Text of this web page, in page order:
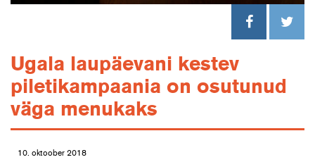
Ugala laupäevani kestev
piletikampaania on osutunud
väga menukaks
10. oktoober 2018